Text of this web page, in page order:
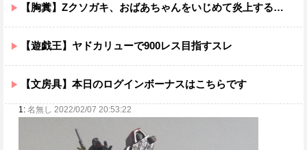
【胸糞】Zクソガキ、おばあちゃんをいじめて炎上するｗｗｗｗ
【遊戯王】ヤドカリューで900レス目指すスレ
【文房具】本日のログインボーナスはこちらです
1: 名無し 2022/02/07 20:53:22